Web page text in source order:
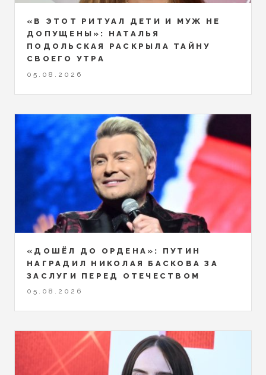
«В ЭТОТ РИТУАЛ ДЕТИ И МУЖ НЕ
ДОПУЩЕНЫ»: НАТАЛЬЯ
ПОДОЛЬСКАЯ РАСКРЫЛА ТАЙНУ
СВОЕГО УТРА
05.08.2026
«ДОШЁЛ ДО ОРДЕНА»: ПУТИН
НАГРАДИЛ НИКОЛАЯ БАСКОВА ЗА
ЗАСЛУГИ ПЕРЕД ОТЕЧЕСТВОМ
05.08.2026